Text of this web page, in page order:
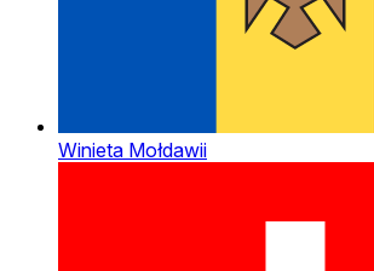
Winieta Mołdawii